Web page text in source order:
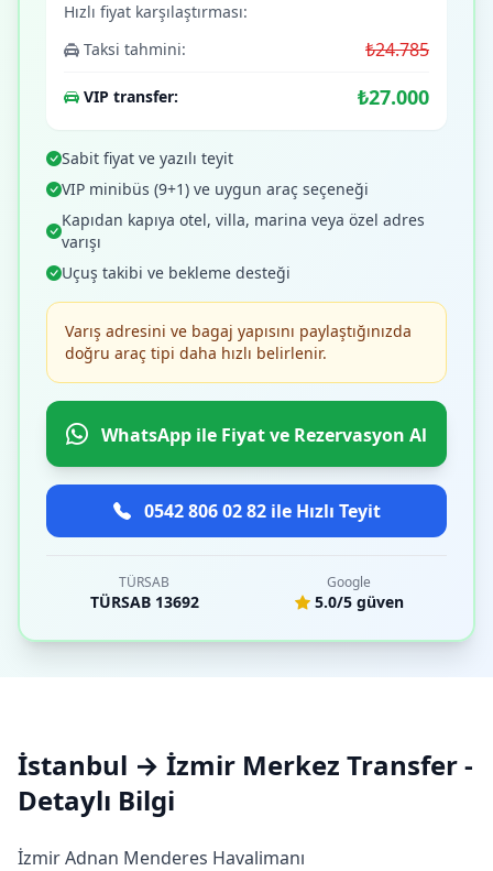
Hızlı fiyat karşılaştırması:
Taksi tahmini:
₺24.785
VIP transfer: ₺27.000
Sabit fiyat ve yazılı teyit
VIP minibüs (9+1) ve uygun araç seçeneği
Kapıdan kapıya otel, villa, marina veya özel adres
varışı
Uçuş takibi ve bekleme desteği
Varış adresini ve bagaj yapısını paylaştığınızda
doğru araç tipi daha hızlı belirlenir.
WhatsApp ile Fiyat ve Rezervasyon Al
0542 806 02 82 ile Hızlı Teyit
TÜRSAB
TÜRSAB 13692
Google
5.0/5 güven
İstanbul → İzmir Merkez Transfer -
Detaylı Bilgi
İzmir Adnan Menderes Havalimanı